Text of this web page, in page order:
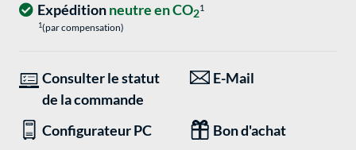
Expéditionneutre en CO21
1(par compensation)
Consulter le statut
de la commande
E-Mail
Configurateur PC Bon d'achat